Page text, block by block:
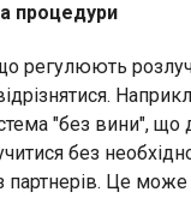
процедури
регулюють
"без вини", що
без
партнерів. Це може